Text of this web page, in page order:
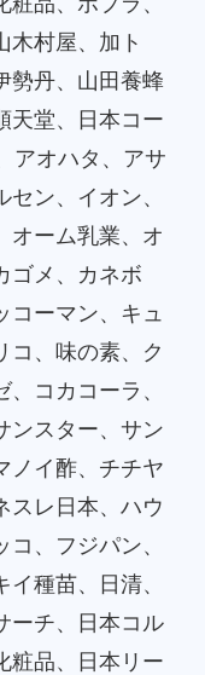
木村屋、加ト
勢丹、山田養蜂
天堂、日本コー
アオハタ、アサ
ン、イオン、
オーム乳業、オ
ゴメ、カネボ
コーマン、キュ
コ、味の素、ク
コカコーラ、
ンスター、サン
ノイ酢、チチヤ
スレ日本、ハウ
、フジパン、
種苗、日清、
ーチ、日本コル
粧品、日本リー